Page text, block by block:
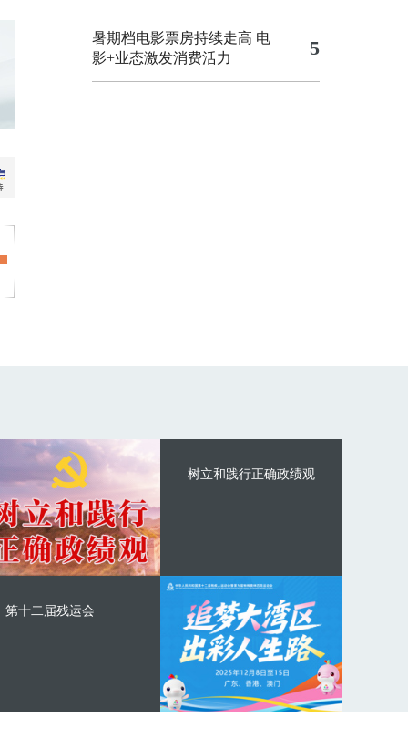
暑期档电影票房持续走高 电
影+业态激发消费活力
5
树立和践行正确政绩观
第十二届残运会